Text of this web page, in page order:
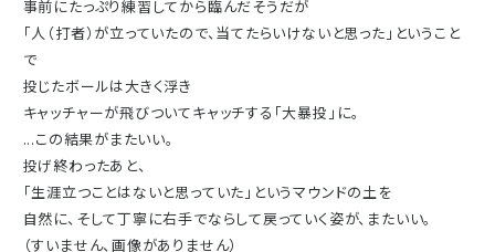
事前にたっぷり練習してから臨んだそうだが
「人（打者）が立っていたので、当てたらいけないと思った」ということ
で
投じたボールは大きく浮き
キャッチャーが飛びついてキャッチする「大暴投」に。
...この結果がまたいい。
投げ終わったあと、
「生涯立つことはないと思っていた」というマウンドの土を
自然に、そして丁寧に右手でならして戻っていく姿が、またいい。
（すいません、画像がありません）